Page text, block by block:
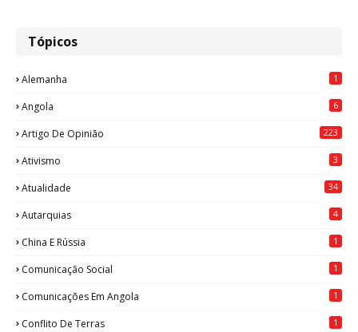
Tópicos
Alemanha 1
Angola 6
Artigo De Opinião 223
Ativismo 3
Atualidade 34
Autarquias 4
China E Rússia 1
Comunicação Social 1
Comunicações Em Angola 1
Conflito De Terras 1